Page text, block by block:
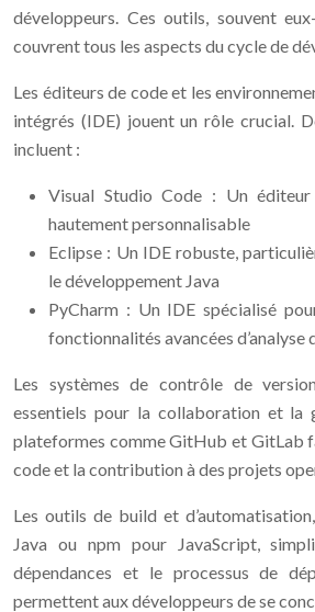
développeurs. Ces outils, souvent
couvrent tous les aspects du cycle de
Les éditeurs de code et les
intégrés (IDE) jouent un rôle crucial.
incluent :
Visual Studio Code : Un
hautement personnalisable
Eclipse : Un IDE robuste,
le développement Java
PyCharm : Un IDE spécialisé
fonctionnalités avancées d’analyse
Les systèmes de contrôle de
essentiels pour la collaboration et la
plateformes comme GitHub et GitLab
code et la contribution à des projets
Les outils de build et
Java ou npm pour JavaScript,
dépendances et le processus de
permettent aux développeurs de se